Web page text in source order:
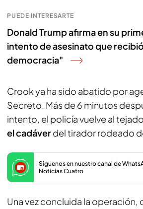
PUEDE INTERESARTE
Donald Trump afirma en su
intento de asesinato que
democracia"
Crook ya ha sido abatido por
Secreto. Más de 6 minutos
intento, el policía vuelve al
el cadáverdel tirador rodeado
Síguenos en nuestro canal de
Noticias Cuatro
Una vez concluida la operación,